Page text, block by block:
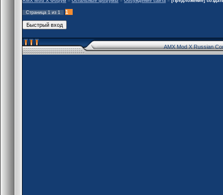
Страница 1 из 1 1
AMX Mod X Russian